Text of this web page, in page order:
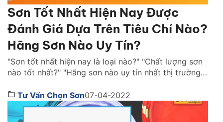
Sơn Tốt Nhất Hiện Nay Được
Đánh Giá Dựa Trên Tiêu Chí Nào?
Hãng Sơn Nào Uy Tín?
"Sơn tốt nhất hiện nay là loại nào?" "Chất lượng sơn
nào tốt nhất?" "Hãng sơn nào uy tín nhất thị trường
quan tâm. Cùng Sơn JYMEC tìm hiểu những lời
khuyên hữu ích qua bài viêt dưới đây nhé! Sơn tốt
nhất hiện […]
Tư Vấn Chọn Sơn07-04-2022